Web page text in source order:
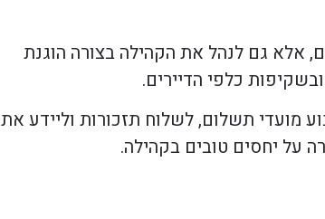
אלא גם לנהל את הקהילה בצורה הוגנת
כלפי הדיירים.
מועדי תשלום, לשלוח תזכורות וליידע את
על יחסים טובים בקהילה.